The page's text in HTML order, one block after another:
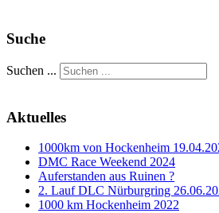
Suche
Suchen ...
Aktuelles
1000km von Hockenheim
DMC Race Weekend 2024
Auferstanden aus Ruinen ?
2. Lauf DLC Nürburgring
1000 km Hockenheim 2022